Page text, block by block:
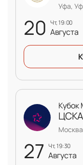
20 чт, 19:00
Августа
Уфа,
27 чт, 19:30
Августа
Кубок